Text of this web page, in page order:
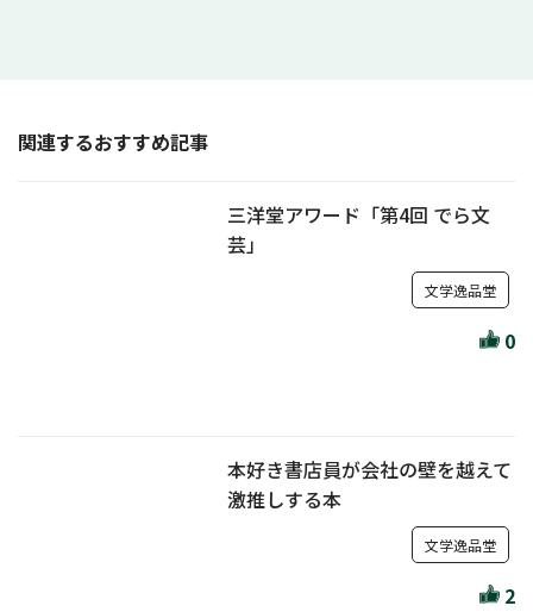
関連するおすすめ記事
三洋堂アワード「第4回 でら文
芸」
文学逸品堂
0
本好き書店員が会社の壁を越えて
激推しする本
文学逸品堂
2